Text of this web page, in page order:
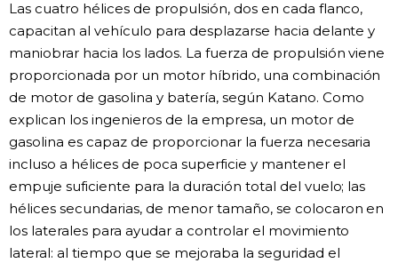
Las cuatro hélices de propulsión, dos en cada flanco,
capacitan al vehículo para desplazarse hacia delante y
maniobrar hacia los lados. La fuerza de propulsión viene
proporcionada por un motor híbrido, una combinación
de motor de gasolina y batería, según Katano. Como
explican los ingenieros de la empresa, un motor de
gasolina es capaz de proporcionar la fuerza necesaria
incluso a hélices de poca superficie y mantener el
empuje suficiente para la duración total del vuelo; las
hélices secundarias, de menor tamaño, se colocaron en
los laterales para ayudar a controlar el movimiento
lateral: al tiempo que se mejoraba la seguridad el